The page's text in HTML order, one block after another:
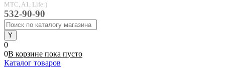
MTC, A1, Life:)
532-90-90
0
0В корзине пока пусто
Каталог товаров